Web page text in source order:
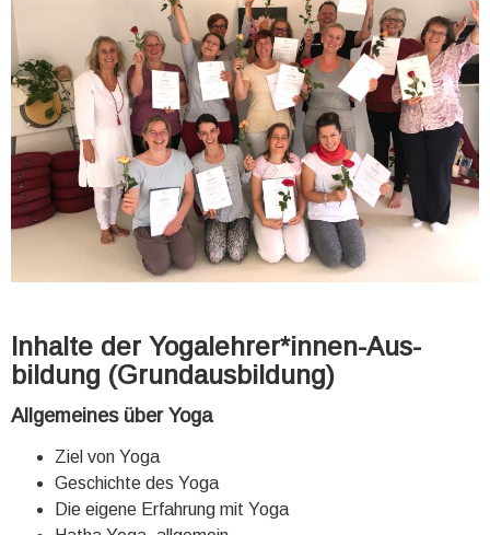
Inhalte der Yogalehrer*innen-Aus­
bildung (Grund­aus­bildung)
Allgemeines über Yoga
Ziel von Yoga
Geschichte des Yoga
Die eigene Erfahrung mit Yoga